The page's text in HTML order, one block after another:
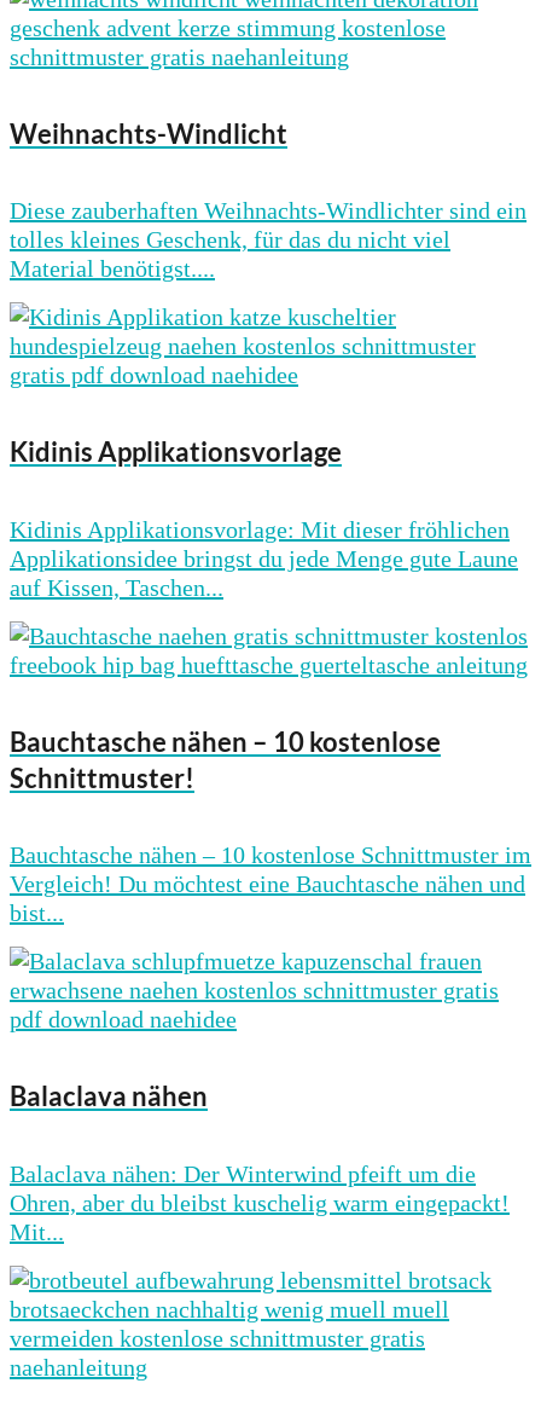
Weihnachts-Windlicht
Diese zauberhaften Weihnachts-Windlichter sind ein
tolles kleines Geschenk, für das du nicht viel
Material benötigst....
Kidinis Applikationsvorlage
Kidinis Applikationsvorlage: Mit dieser fröhlichen
Applikationsidee bringst du jede Menge gute Laune
auf Kissen, Taschen...
Bauchtasche nähen – 10 kostenlose
Schnittmuster!
Bauchtasche nähen – 10 kostenlose Schnittmuster im
Vergleich! Du möchtest eine Bauchtasche nähen und
bist...
Balaclava nähen
Balaclava nähen: Der Winterwind pfeift um die
Ohren, aber du bleibst kuschelig warm eingepackt!
Mit...